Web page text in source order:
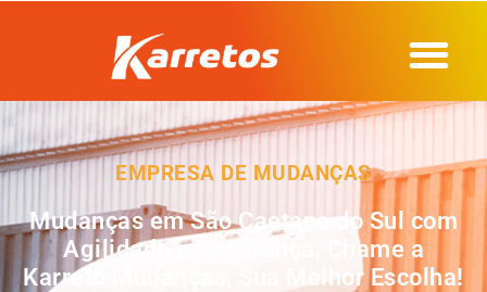
EMPRESA DE MUDANÇAS
Mudanças em São Caetano do Sul com
Agilidade e Segurança, Chame a
Karreto Mudanças, Sua Melhor Escolha!